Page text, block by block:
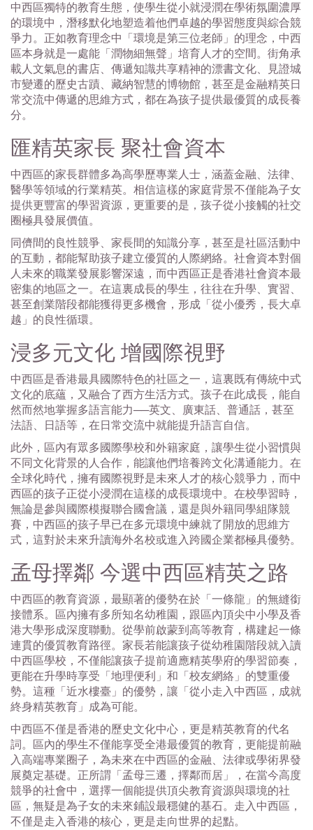
中西區獨特的教育生態，使學生從小就浸潤在學術氛圍濃厚
的環境中，潛移默化地塑造着他們卓越的學習態度與綜合競
爭力。正如教育理念中「環境是第三位老師」的理念，中西
區本身就是一處能「潤物細無聲」培育人才的空間。街角承
載人文氣息的書店、傳遞知識共享精神的漂書文化、見證城
市變遷的歷史古蹟、藏納智慧的博物館，甚至是金融精英日
常交流中傳遞的思維方式，都在為孩子提供最優質的成長養
分。
匯精英家長 聚社會資本
中西區的家長群體多為高學歷專業人士，涵蓋金融、法律、
醫學等領域的行業精英。相信這樣的家庭背景不僅能為子女
提供更豐富的學習資源，更重要的是，孩子從小接觸的社交
圈極具發展價值。
同儕間的良性競爭、家長間的知識分享，甚至是社區活動中
的互動，都能幫助孩子建立優質的人際網絡。社會資本對個
人未來的職業發展影響深遠，而中西區正是香港社會資本最
密集的地區之一。在這裏成長的學生，往往在升學、實習、
甚至創業階段都能獲得更多機會，形成「從小優秀，長大卓
越」的良性循環。
浸多元文化 增國際視野
中西區是香港最具國際特色的社區之一，這裏既有傳統中式
文化的底蘊，又融合了西方生活方式。孩子在此成長，能自
然而然地掌握多語言能力──英文、廣東話、普通話，甚至
法語、日語等，在日常交流中就能提升語言自信。
此外，區內有眾多國際學校和外籍家庭，讓學生從小習慣與
不同文化背景的人合作，能讓他們培養跨文化溝通能力。在
全球化時代，擁有國際視野是未來人才的核心競爭力，而中
西區的孩子正從小浸潤在這樣的成長環境中。在校學習時，
無論是參與國際模擬聯合國會議，還是與外籍同學組隊競
賽，中西區的孩子早已在多元環境中練就了開放的思維方
式，這對於未來升讀海外名校或進入跨國企業都極具優勢。
孟母擇鄰 今選中西區精英之路
中西區的教育資源，最顯著的優勢在於「一條龍」的無縫銜
接體系。區內擁有多所知名幼稚園，跟區內頂尖中小學及香
港大學形成深度聯動。從學前啟蒙到高等教育，構建起一條
連貫的優質教育路徑。家長若能讓孩子從幼稚園階段就入讀
中西區學校，不僅能讓孩子提前適應精英學府的學習節奏，
更能在升學時享受「地理便利」和「校友網絡」的雙重優
勢。這種「近水樓臺」的優勢，讓「從小走入中西區，成就
終身精英教育」成為可能。
中西區不僅是香港的歷史文化中心，更是精英教育的代名
詞。區內的學生不僅能享受全港最優質的教育，更能提前融
入高端專業圈子，為未來在中西區的金融、法律或學術界發
展奠定基礎。正所謂「孟母三遷，擇鄰而居」，在當今高度
競爭的社會中，選擇一個能提供頂尖教育資源與環境的社
區，無疑是為子女的未來鋪設最穩健的基石。走入中西區，
不僅是走入香港的核心，更是走向世界的起點。